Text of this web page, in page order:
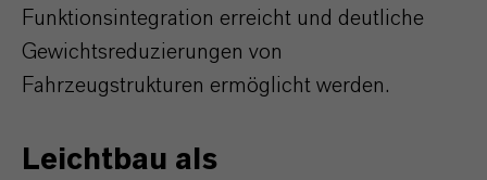
Funktionsintegration erreicht und deutliche
Gewichtsreduzierungen von
Fahrzeugstrukturen ermöglicht werden.
Leichtbau als